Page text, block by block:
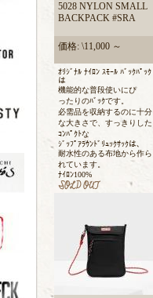
5028 NYLON SMALL
BACKPACK #SRA
価格: \11,000 ～
ｵﾘｼﾞﾅﾙ ﾅｲﾛﾝ ｽﾓｰﾙ ﾊﾞｯｸﾊﾟｯｸ
は
機能的な普段使いにぴ
ったりのﾊﾞｯｸです。
必需品を収納するのに十分
な大きさで、すっきりした
ｺﾝﾊﾟｸﾄな
ｼﾞｯﾌﾟｱﾗｳﾝﾄﾞﾘｭｯｸｻｯｸは、
耐水性のある布地から作ら
れています。
ﾅｲﾛﾝ100%